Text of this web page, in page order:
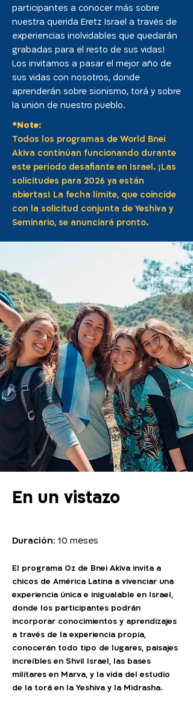
participantes a conocer más sobre
nuestra querida Eretz Israel a través de
experiencias inolvidables que quedarán
grabadas para el resto de sus vidas!
Los invitamos a pasar el mejor año de
sus vidas con nosotros, donde
aprenderán sobre sionismo, torá y sobre
la unión de nuestro pueblo.
*Note:
Todos los programas de World Bnei
Akiva continúan funcionando durante
este período desafiante en Israel. ¡Las
solicitudes para 2026 ya están
abiertas! La fecha límite, que coincide
con la solicitud conjunta de Yeshiva y
Seminario, se anunciará pronto.
En un vistazo
Duración: 10 meses
El programa Oz de Bnei Akiva invita a
chicos de América Latina a vivenciar una
experiencia única e inigualable en Israel,
donde los participantes podrán
incorporar conocimientos y aprendizajes
a través de la experiencia propia,
conocerán todo tipo de lugares, paisajes
increíbles en Shvil Israel, las bases
militares en Marva, y la vida del estudio
de la torá en la Yeshiva y la Midrasha.